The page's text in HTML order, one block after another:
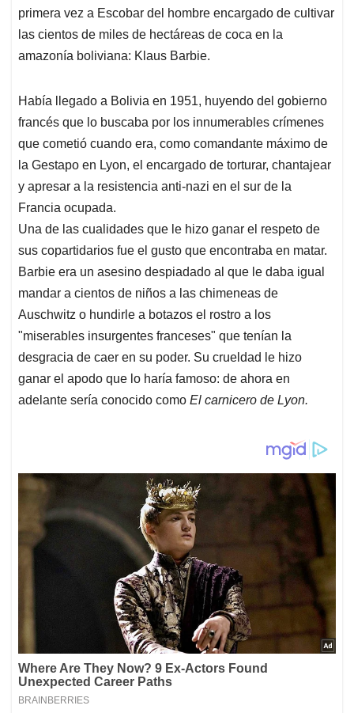
primera vez a Escobar del hombre encargado de cultivar
las cientos de miles de hectáreas de coca en la
amazonía boliviana: Klaus Barbie.
Había llegado a Bolivia en 1951, huyendo del gobierno
francés que lo buscaba por los innumerables crímenes
que cometió cuando era, como comandante máximo de
la Gestapo en Lyon, el encargado de torturar, chantajear
y apresar a la resistencia anti-nazi en el sur de la
Francia ocupada.
Una de las cualidades que le hizo ganar el respeto de
sus copartidarios fue el gusto que encontraba en matar.
Barbie era un asesino despiadado al que le daba igual
mandar a cientos de niños a las chimeneas de
Auschwitz o hundirle a botazos el rostro a los
"miserables insurgentes franceses" que tenían la
desgracia de caer en su poder. Su crueldad le hizo
ganar el apodo que lo haría famoso: de ahora en
adelante sería conocido como El carnicero de Lyon.